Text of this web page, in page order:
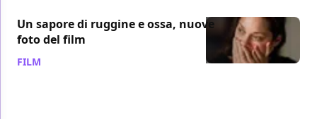
Un sapore di ruggine e ossa, nuove
foto del film
FILM